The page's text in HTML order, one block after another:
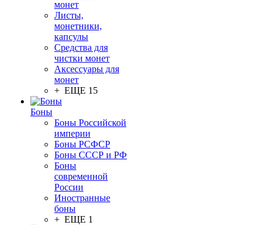
монет
Листы,
монетники,
капсулы
Средства для
чистки монет
Аксессуары для
монет
+ ЕЩЕ 15
Боны
Боны Российской
империи
Боны РСФСР
Боны СССР и РФ
Боны
современной
России
Иностранные
боны
+ ЕЩЕ 1